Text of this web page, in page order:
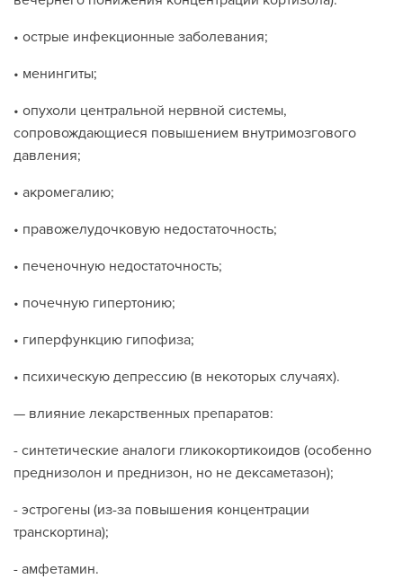
• острые инфекционные заболевания;
• менингиты;
• опухоли центральной нервной системы,
сопровождающиеся повышением внутримозгового
давления;
• акромегалию;
• правожелудочковую недостаточность;
• печеночную недостаточность;
• почечную гипертонию;
• гиперфункцию гипофиза;
• психическую депрессию (в некоторых случаях).
— влияние лекарственных препаратов:
- синтетические аналоги гликокортикоидов (особенно
преднизолон и преднизон, но не дексаметазон);
- эстрогены (из-за повышения концентрации
транскортина);
- амфетамин.